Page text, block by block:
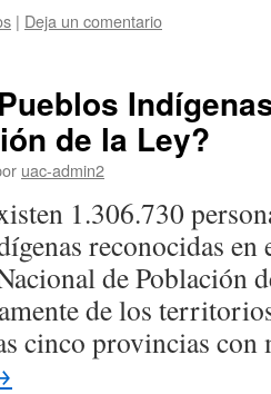
| Deja un comentario
de la Ley?
uac-admin2
1.306.730
reconocidas
de Población
de los
cinco provincias